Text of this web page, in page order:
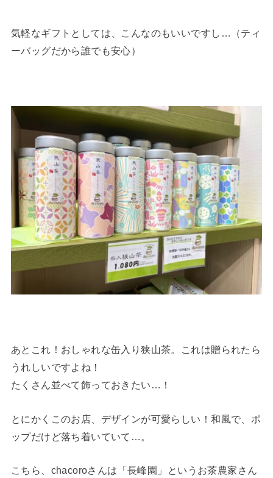
気軽なギフトとしては、こんなのもいいですし…（ティ
ーバッグだから誰でも安心）
あとこれ！おしゃれな缶入り狭山茶。これは贈られたら
うれしいですよね！
たくさん並べて飾っておきたい…！
とにかくこのお店、デザインが可愛らしい！和風で、ポ
ップだけど落ち着いていて…。
こちら、chacoroさんは「長峰園」というお茶農家さん